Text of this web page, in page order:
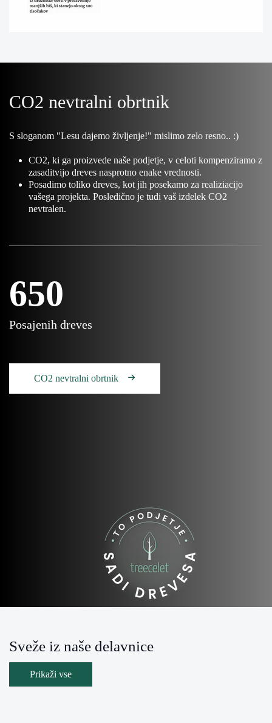
CO2 nevtralni obrtnik
S sloganom "Lesu dajemo življenje!" mislimo zelo resno.. :)
CO2, ki ga proizvede naše podjetje, v celoti kompenziramo z
zasaditvijo dreves nasprotno enake vrednosti.
Posadimo toliko dreves, kot jih posekamo za realiziacijo
vašega projekta. Posledično je tudi vaš izdelek CO2
nevtralen.
650
Posajenih dreves
CO2 nevtralni obrtnik
Sveže iz naše delavnice
Prikaži vse